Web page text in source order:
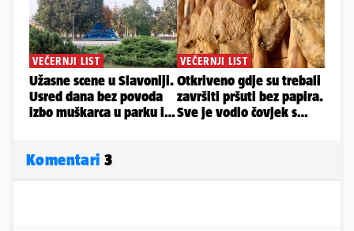
Komentari 3